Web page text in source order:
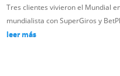
Tres clientes vivieron el Mundial
mundialista con SuperGiros y
leer más